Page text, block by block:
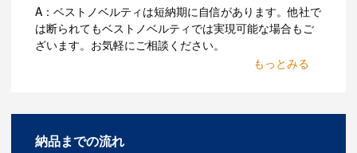
A：ベストノベルティは短納期に自信があります。他社で
は断られてもベストノベルティでは実現可能な場合もご
ざいます。お気軽にご相談ください。
があります。Adobe illustratorのaiファイ
納品までの流れ